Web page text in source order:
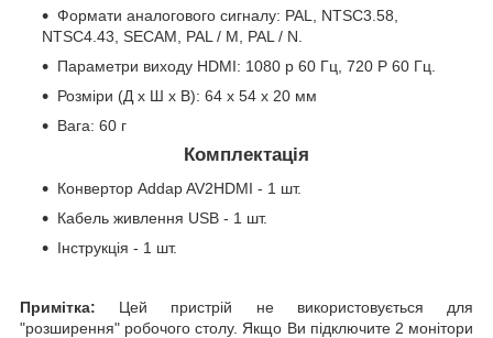
Формати аналогового сигналу: PAL, NTSC3.58,
NTSC4.43, SECAM, PAL / M, PAL / N.
Параметри виходу HDMI: 1080 p 60 Гц, 720 P 60 Гц.
Розміри (Д х Ш х В): 64 x 54 x 20 мм
Вага: 60 г
Комплектація
Конвертор Addap AV2HDMI - 1 шт.
Кабель живлення USB - 1 шт.
Інструкція - 1 шт.
Примітка: Цей пристрій не використовується для
"розширення" робочого столу. Якщо Ви підключите 2 монітори